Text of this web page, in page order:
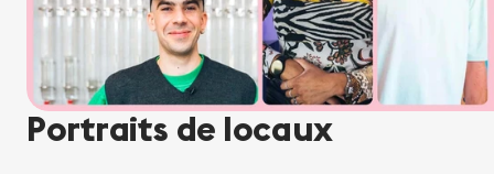
Portraits de locaux